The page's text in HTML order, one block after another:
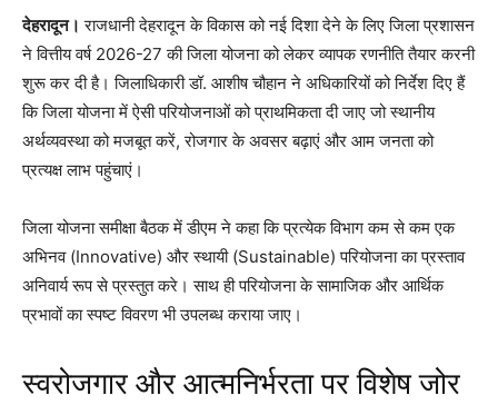
देहरादून। राजधानी देहरादून के विकास को नई दिशा देने के लिए जिला प्रशासन
ने वित्तीय वर्ष 2026-27 की जिला योजना को लेकर व्यापक रणनीति तैयार करनी
शुरू कर दी है। जिलाधिकारी डॉ. आशीष चौहान ने अधिकारियों को निर्देश दिए हैं
कि जिला योजना में ऐसी परियोजनाओं को प्राथमिकता दी जाए जो स्थानीय
अर्थव्यवस्था को मजबूत करें, रोजगार के अवसर बढ़ाएं और आम जनता को
प्रत्यक्ष लाभ पहुंचाएं।
जिला योजना समीक्षा बैठक में डीएम ने कहा कि प्रत्येक विभाग कम से कम एक
अभिनव (Innovative) और स्थायी (Sustainable) परियोजना का प्रस्ताव
अनिवार्य रूप से प्रस्तुत करे। साथ ही परियोजना के सामाजिक और आर्थिक
प्रभावों का स्पष्ट विवरण भी उपलब्ध कराया जाए।
स्वरोजगार और आत्मनिर्भरता पर विशेष जोर